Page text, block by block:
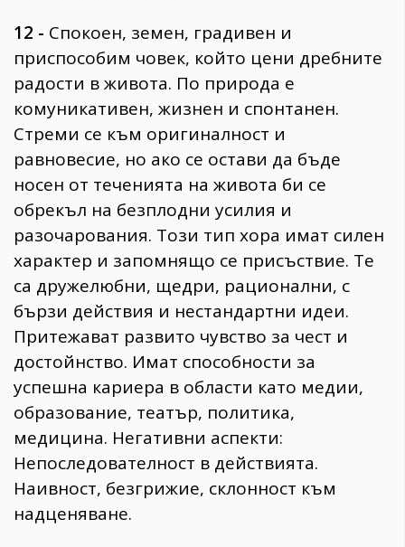
12 - Спокоен, земен, градивен и
приспособим човек, който цени дребните
радости в живота. По природа е
комуникативен, жизнен и спонтанен.
Стреми се към оригиналност и
равновесие, но ако се остави да бъде
носен от теченията на живота би се
обрекъл на безплодни усилия и
разочарования. Този тип хора имат силен
характер и запомнящо се присъствие. Те
са дружелюбни, щедри, рационални, с
бързи действия и нестандартни идеи.
Притежават развито чувство за чест и
достойнство. Имат способности за
успешна кариера в области като медии,
образование, театър, политика,
медицина. Негативни аспекти:
Непоследователност в действията.
Наивност, безгрижие, склонност към
надценяване.